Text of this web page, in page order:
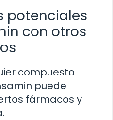
potenciales
con otros
compuesto
puede
fármacos y